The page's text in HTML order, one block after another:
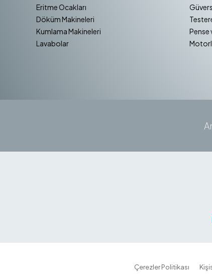
Eritme Ocakları
Döküm Makineleri
Kumlama Makineleri
Lavabolar
Pense
Çerezler Politikası